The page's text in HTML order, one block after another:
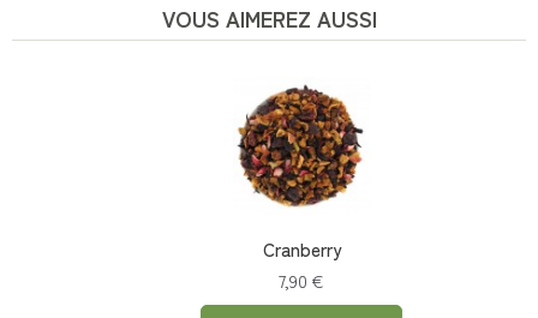
VOUS AIMEREZ AUSSI